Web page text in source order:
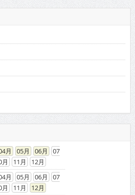
05 06
07
11
12
05 06
07
11
12